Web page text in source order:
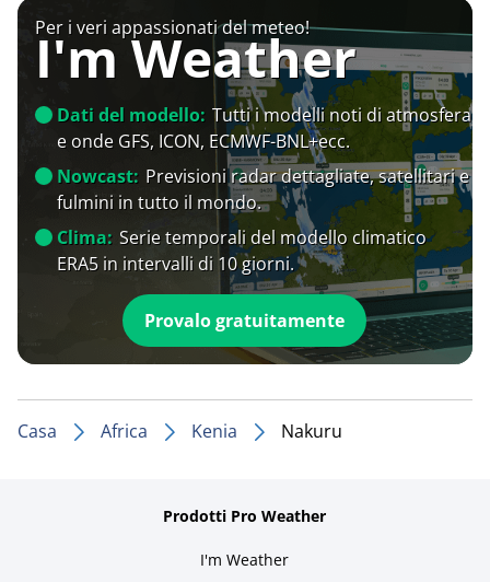
Per i veri appassionati del meteo!
I'm Weather
Dati del modello: Tutti i modelli noti di atmosfera
e onde GFS, ICON, ECMWF-BNL+ecc.
Nowcast: Previsioni radar dettagliate, satellitari e
fulmini in tutto il mondo.
Clima: Serie temporali del modello climatico
ERA5 in intervalli di 10 giorni.
Provalo gratuitamente
Casa Africa Kenia Nakuru
Prodotti Pro Weather
I'm Weather